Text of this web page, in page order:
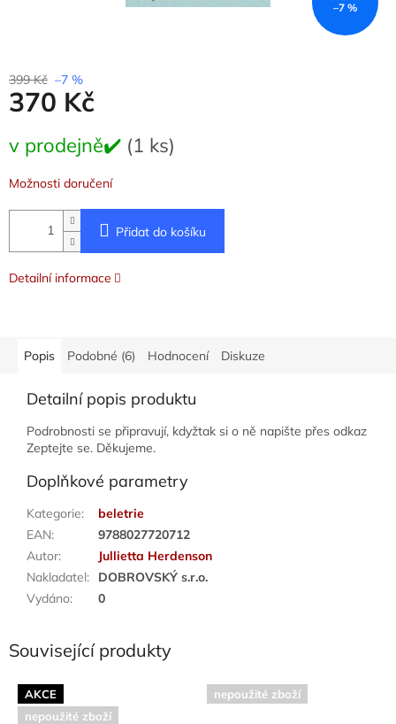
–7 %
399 Kč –7 %
370 Kč
cena:
v prodejně✔️ (1 ks)
Možnosti doručení
Přidat do košíku
Detailní informace
Popis Podobné (6) Hodnocení Diskuze
Detailní popis produktu
Podrobnosti se připravují, kdyžtak si o ně napište přes odkaz
Zeptejte se. Děkujeme.
Doplňkové parametry
Kategorie:
beletrie
EAN:
9788027720712
Autor:
Jullietta Herdenson
Nakladatel:
DOBROVSKÝ s.r.o.
Vydáno: 0
Související produkty
AKCE
nepoužité zboží
nepoužité zboží